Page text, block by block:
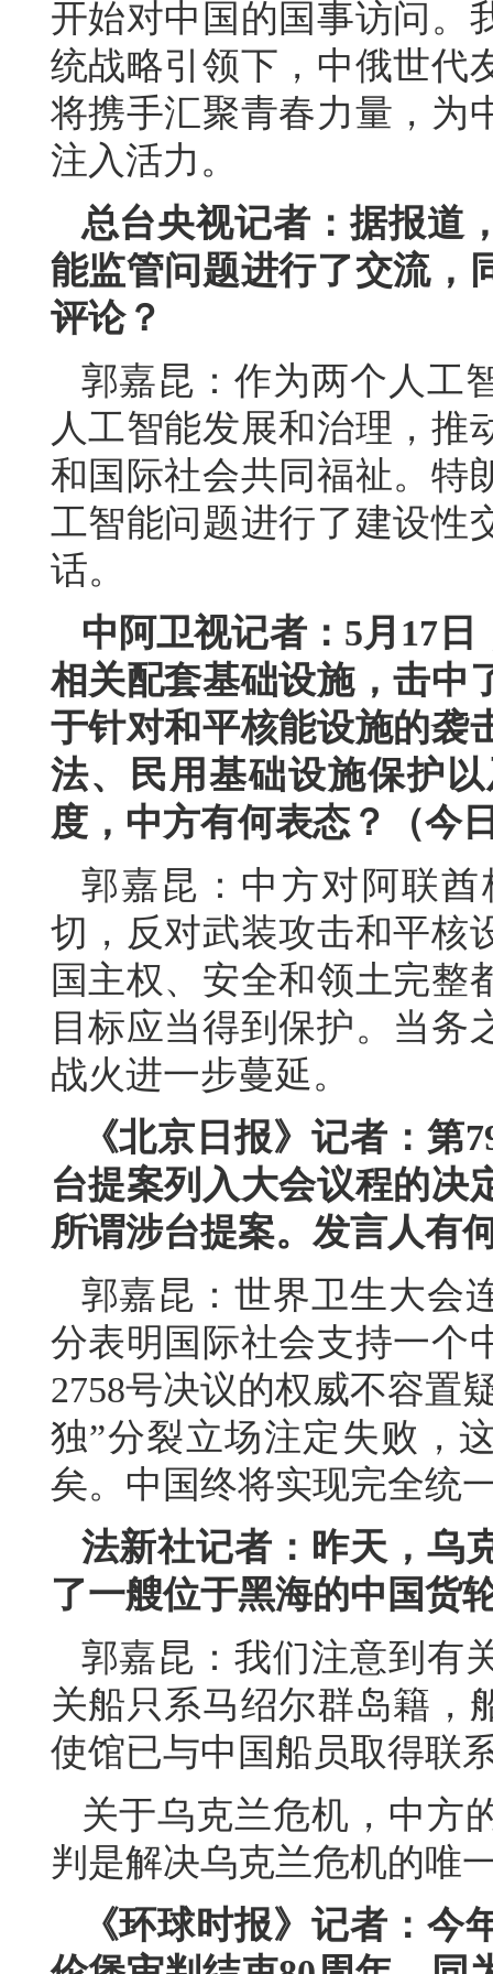
开始对中国的国事访问。
统战略引领下，中俄世代
将携手汇聚青春力量，为
注入活力。
总台央视记者：据报道
能监管问题进行了交流，
评论？
郭嘉昆：作为两个人工
人工智能发展和治理，推
和国际社会共同福祉。特
工智能问题进行了建设性
话。
中阿卫视记者：5月17
相关配套基础设施，击中
于针对和平核能设施的袭
法、民用基础设施保护
度，中方有何表态？（今
郭嘉昆：中方对阿联
切，反对武装攻击和平核
国主权、安全和领土完整
目标应当得到保护。当务
战火进一步蔓延。
《北京日报》记者：第
台提案列入大会议程的决
所谓涉台提案。发言人有
郭嘉昆：世界卫生大会
分表明国际社会支持一个
2758号决议的权威不容置
独”分裂立场注定失败，
矣。中国终将实现完全统
法新社记者：昨天，乌
了一艘位于黑海的中国货
郭嘉昆：我们注意到有
关船只系马绍尔群岛籍，
使馆已与中国船员取得联
关于乌克兰危机，中方
判是解决乌克兰危机的唯
《环球时报》记者：今